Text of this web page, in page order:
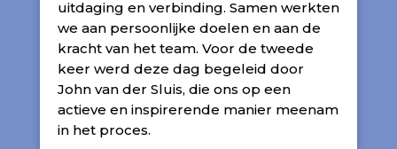
uitdaging en verbinding. Samen werkten
we aan persoonlijke doelen en aan de
kracht van het team. Voor de tweede
keer werd deze dag begeleid door
John van der Sluis, die ons op een
actieve en inspirerende manier meenam
in het proces.